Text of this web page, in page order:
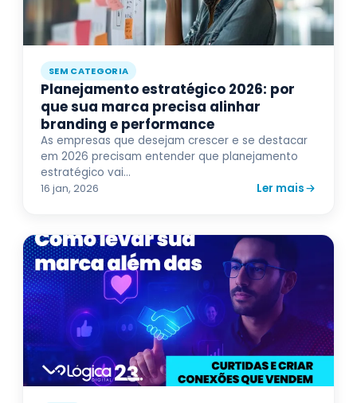
SEM CATEGORIA
Planejamento estratégico 2026: por
que sua marca precisa alinhar
branding e performance
As empresas que desejam crescer e se destacar
em 2026 precisam entender que planejamento
estratégico vai...
16 jan, 2026
Ler mais